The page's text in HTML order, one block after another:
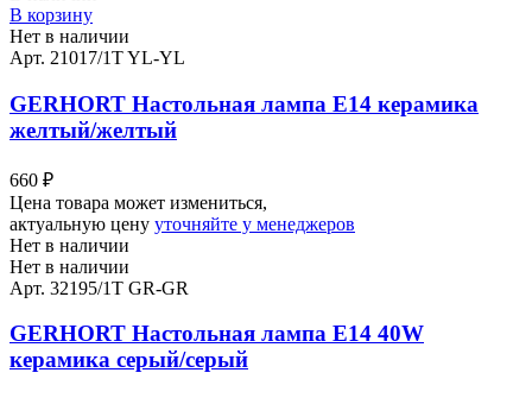
В корзину
Нет в наличии
Арт. 21017/1T YL-YL
GERHORT Настольная лампа Е14 керамика
желтый/желтый
660 ₽
Цена товара может измениться,
актуальную цену уточняйте у менеджеров
Нет в наличии
Нет в наличии
Арт. 32195/1T GR-GR
GERHORT Настольная лампа Е14 40W
керамика серый/серый